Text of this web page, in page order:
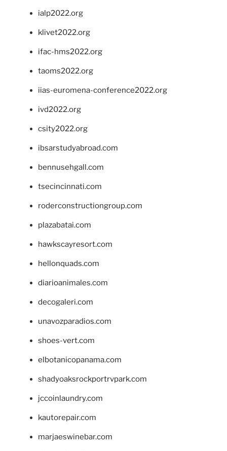
ialp2022.org
klivet2022.org
ifac-hms2022.org
taoms2022.org
iias-euromena-conference2022.org
ivd2022.org
csity2022.org
ibsarstudyabroad.com
bennusehgall.com
tsecincinnati.com
roderconstructiongroup.com
plazabatai.com
hawkscayresort.com
hellonquads.com
diarioanimales.com
decogaleri.com
unavozparadios.com
shoes-vert.com
elbotanicopanama.com
shadyoaksrockportrvpark.com
jccoinlaundry.com
kautorepair.com
marjaeswinebar.com